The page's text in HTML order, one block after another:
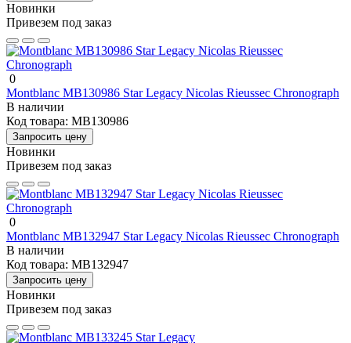
Новинки
Привезем под заказ
0
Montblanc MB130986 Star Legacy Nicolas Rieussec Chronograph
В наличии
Код товара: MB130986
Запросить цену
Новинки
Привезем под заказ
0
Montblanc MB132947 Star Legacy Nicolas Rieussec Chronograph
В наличии
Код товара: MB132947
Запросить цену
Новинки
Привезем под заказ